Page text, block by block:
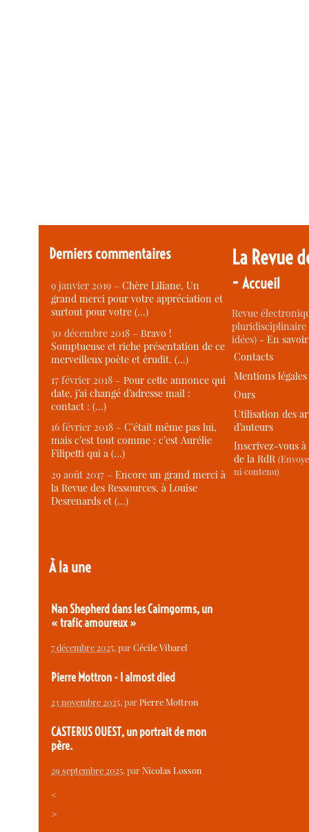
Derniers commentaires
9 janvier 2019 –Chère Liliane, Un
grand merci pour votre appréciation et
surtout pour votre (…)
30 décembre 2018 –Bravo !
Somptueuse et riche présentation de ce
merveilleux poète et érudit. (…)
17 février 2018 –Pour cette annonce qui
date, j’ai changé d’adresse mail :
contact : (…)
16 février 2018 –C’était même pas lui,
mais c’est tout comme : c’est Aurélie
Filipetti qui a (…)
29 août 2017 –Encore un grand merci à
la Revue des Ressources, à Louise
Desrenards et (…)
À la une
Nan Shepherd dans les Cairngorms, un
« trafic amoureux »
7 décembre 2025, parCécile Vibarel
Pierre Mottron - I almost died
23 novembre 2025, parPierre Mottron
CASTERUS OUEST, un portrait de mon
père.
29 septembre 2025, parNicolas Losson
<
>
La Revue
-Accueil
Revue
idées) -En
Contacts
Mentions légales
Ours
Utilisation des
d’auteurs
Inscrivez-vous
de la RdR
ni contenu)